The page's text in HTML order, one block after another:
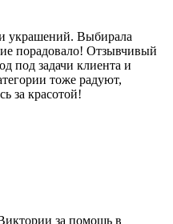
украшений. Выбирала
порадовало! Отзывчивый
под задачи клиента и
тоже радуют,
за красотой!
за помощь в